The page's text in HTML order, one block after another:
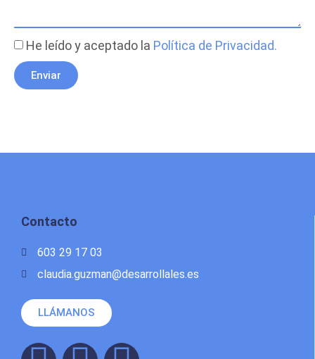
He leído y aceptado la Política de Privacidad.
Enviar
Contacto
603 29 17 03
claudia.guzman@desarrollales.es
LLÁMANOS